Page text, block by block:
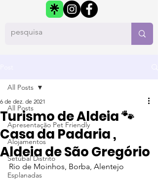
All Posts
Apresentação Pet Friendly
Alojamentos
Setúbal Distrito
Esplanadas
All Posts
Turismo de Aldeia 🐾
Casa da Padaria ,
Aldeia de São Gregório
6 de dez. de 2021
Rio de Moinhos, Borba, Alentejo